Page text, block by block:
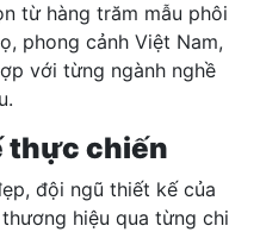
từ hàng trăm mẫu phôi
phong cảnh Việt Nam,
với từng ngành nghề
thực chiến
đội ngũ thiết kế của
hiệu qua từng chi